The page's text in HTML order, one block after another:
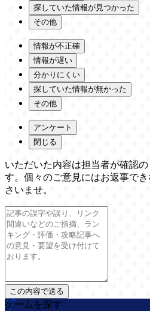
探していた情報が見つかった
その他
情報が不正確
情報が遅い
分かりにくい
探していた情報が無かった
その他
アンケート
閉じる
いただいた内容は担当者が確認
す。個々のご意見にはお返事で
さいませ。
ゲームを探す